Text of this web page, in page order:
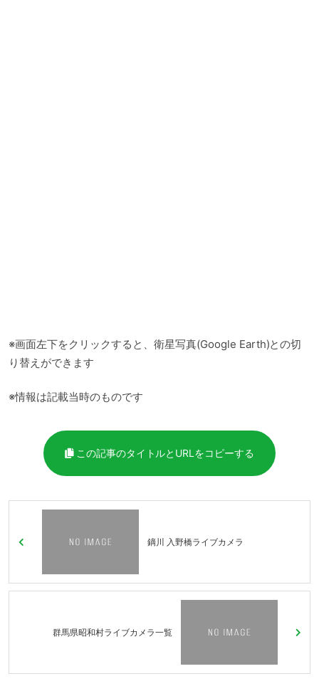
※画面左下をクリックすると、衛星写真(Google Earth)との切
り替えができます
※情報は記載当時のものです
この記事のタイトルとURLをコピーする
鏑川 入野橋ライブカメラ
群馬県昭和村ライブカメラ一覧